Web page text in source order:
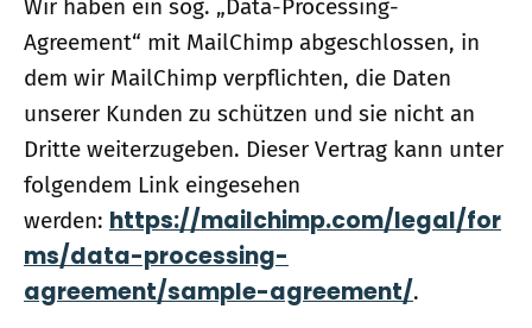
Wir haben ein sog. „Data-Processing-
Agreement“ mit MailChimp abgeschlossen, in
dem wir MailChimp verpflichten, die Daten
unserer Kunden zu schützen und sie nicht an
Dritte weiterzugeben. Dieser Vertrag kann unter
folgendem Link eingesehen
werden: https://mailchimp.com/legal/for
ms/data-processing-
agreement/sample-agreement/.